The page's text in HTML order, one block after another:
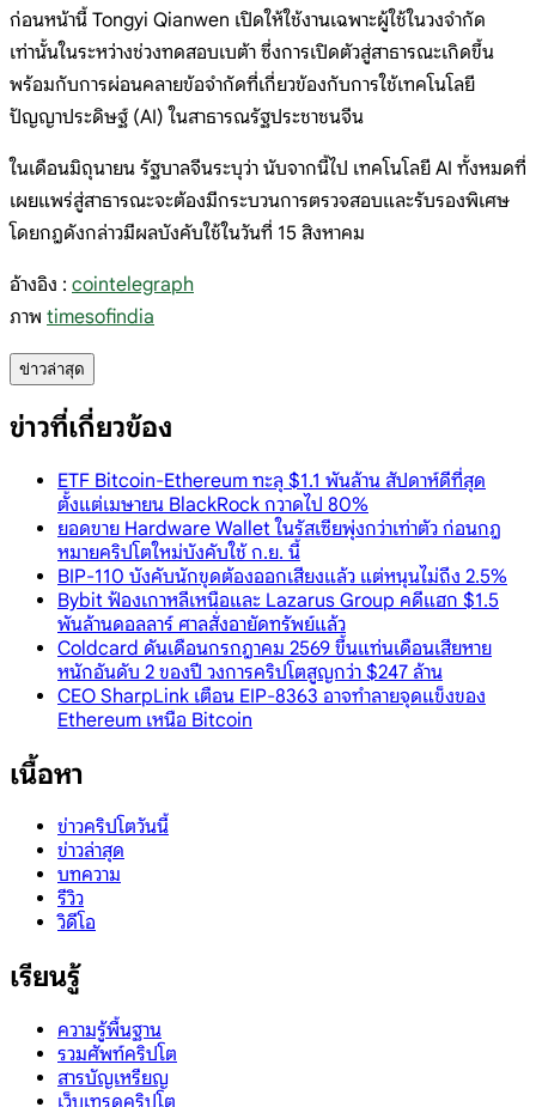
ก่อนหน้านี้ Tongyi Qianwen เปิดให้ใช้งานเฉพาะผู้ใช้ในวงจำกัด
เท่านั้นในระหว่างช่วงทดสอบเบต้า ซึ่งการเปิดตัวสู่สาธารณะเกิดขึ้น
พร้อมกับการผ่อนคลายข้อจำกัดที่เกี่ยวข้องกับการใช้เทคโนโลยี
ปัญญาประดิษฐ์ (AI) ในสาธารณรัฐประชาชนจีน
ในเดือนมิถุนายน รัฐบาลจีนระบุว่า นับจากนี้ไป เทคโนโลยี AI ทั้งหมดที่
เผยแพร่สู่สาธารณะจะต้องมีกระบวนการตรวจสอบและรับรองพิเศษ
โดยกฎดังกล่าวมีผลบังคับใช้ในวันที่ 15 สิงหาคม
อ้างอิง : cointelegraph
ภาพ timesofindia
ข่าวล่าสุด
ข่าวที่เกี่ยวข้อง
ETF Bitcoin-Ethereum ทะลุ $1.1 พันล้าน สัปดาห์ดีที่สุด
ตั้งแต่เมษายน BlackRock กวาดไป 80%
ยอดขาย Hardware Wallet ในรัสเซียพุ่งกว่าเท่าตัว ก่อนกฎ
หมายคริปโตใหม่บังคับใช้ ก.ย. นี้
BIP-110 บังคับนักขุดต้องออกเสียงแล้ว แต่หนุนไม่ถึง 2.5%
Bybit ฟ้องเกาหลีเหนือและ Lazarus Group คดีแฮก $1.5
พันล้านดอลลาร์ ศาลสั่งอายัดทรัพย์แล้ว
Coldcard ดันเดือนกรกฎาคม 2569 ขึ้นแท่นเดือนเสียหาย
หนักอันดับ 2 ของปี วงการคริปโตสูญกว่า $247 ล้าน
CEO SharpLink เตือน EIP-8363 อาจทำลายจุดแข็งของ
Ethereum เหนือ Bitcoin
เนื้อหา
ข่าวคริปโตวันนี้
ข่าวล่าสุด
บทความ
รีวิว
วิดีโอ
เรียนรู้
ความรู้พื้นฐาน
รวมศัพท์คริปโต
สารบัญเหรียญ